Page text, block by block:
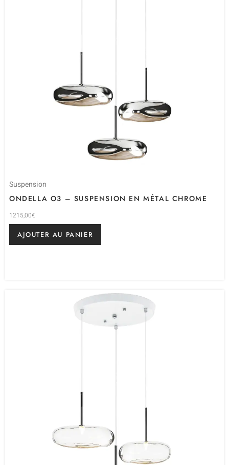
Suspension
ONDELLA O3 – SUSPENSION EN MÉTAL CHROME
1215,00€
AJOUTER AU PANIER